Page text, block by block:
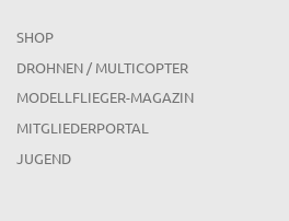
SHOP
DROHNEN / MULTICOPTER
MODELLFLIEGER-MAGAZIN
MITGLIEDERPORTAL
JUGEND